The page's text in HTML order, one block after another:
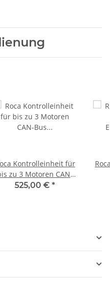
Kontrolleinheit für
zu 3 Motoren CAN-
Bus 532213/ 1210059
525,00 € *